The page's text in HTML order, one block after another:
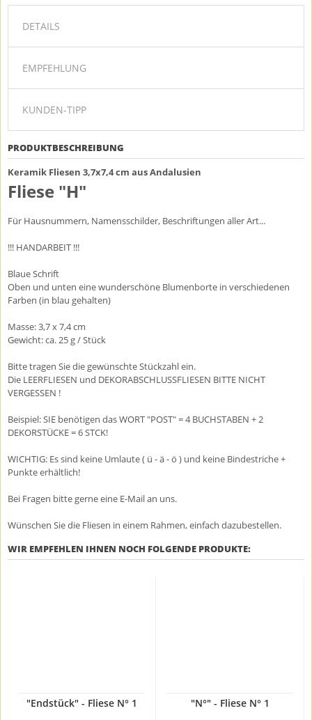
DETAILS
EMPFEHLUNG
KUNDEN-TIPP
PRODUKTBESCHREIBUNG
Keramik Fliesen 3,7x7,4 cm aus Andalusien
Fliese "H"
Für Hausnummern, Namensschilder, Beschriftungen aller Art...
!!! HANDARBEIT !!!
Blaue Schrift
Oben und unten eine wunderschöne Blumenborte in verschiedenen
Farben (in blau gehalten)
Masse: 3,7 x 7,4 cm
Gewicht: ca. 25 g / Stück
Bitte tragen Sie die gewünschte Stückzahl ein.
Die LEERFLIESEN und DEKORABSCHLUSSFLIESEN BITTE NICHT
VERGESSEN !
Beispiel: SIE benötigen das WORT "POST" = 4 BUCHSTABEN + 2
DEKORSTÜCKE = 6 STCK!
WICHTIG: Es sind keine Umlaute ( ü - ä - ö ) und keine Bindestriche +
Punkte erhältlich!
Bei Fragen bitte gerne eine E-Mail an uns.
Wünschen Sie die Fliesen in einem Rahmen, einfach dazubestellen.
WIR EMPFEHLEN IHNEN NOCH FOLGENDE PRODUKTE:
"Endstück" - Fliese N° 1 "N°" - Fliese N° 1